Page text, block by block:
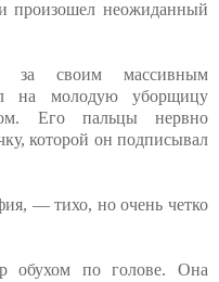
произошел неожиданный
за своим массивным
на молодую уборщицу
Его пальцы нервно
которой он подписывал
— тихо, но очень четко
по голове. Она